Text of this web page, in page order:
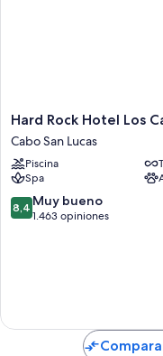
Hard
Rock
Hotel
Los
Cabos
All
Inclusive
Hard Rock Hotel Los
Cabo San Lucas
Piscina
Spa
8.4
de
8,4 Muy bueno
1.463 opiniones